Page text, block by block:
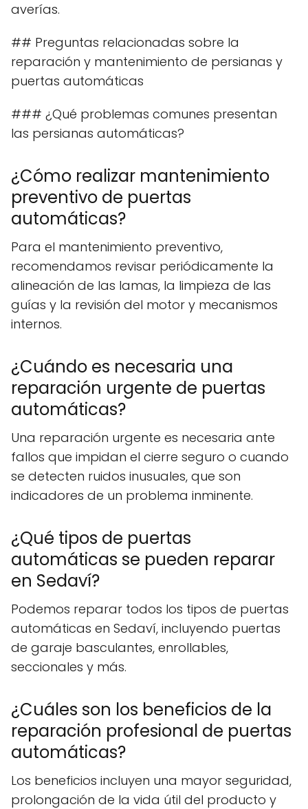
averías.
## Preguntas relacionadas sobre la
reparación y mantenimiento de persianas y
puertas automáticas
### ¿Qué problemas comunes presentan
las persianas automáticas?
¿Cómo realizar mantenimiento
preventivo de puertas
automáticas?
Para el mantenimiento preventivo,
recomendamos revisar periódicamente la
alineación de las lamas, la limpieza de las
guías y la revisión del motor y mecanismos
internos.
¿Cuándo es necesaria una
reparación urgente de puertas
automáticas?
Una reparación urgente es necesaria ante
fallos que impidan el cierre seguro o cuando
se detecten ruidos inusuales, que son
indicadores de un problema inminente.
¿Qué tipos de puertas
automáticas se pueden reparar
en Sedaví?
Podemos reparar todos los tipos de puertas
automáticas en Sedaví, incluyendo puertas
de garaje basculantes, enrollables,
seccionales y más.
¿Cuáles son los beneficios de la
reparación profesional de puertas
automáticas?
Los beneficios incluyen una mayor seguridad,
prolongación de la vida útil del producto y